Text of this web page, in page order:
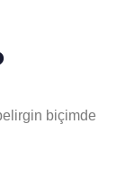
biçimde